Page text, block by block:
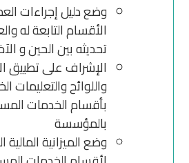
وضع دليل إجراءات
الأقسام التابعة له
تحديثه بين الحين و
الإشراف على تطبيق
واللوائح والتعليمات
بأقسام الخدمات
بالمؤسسة
وضع الميزانية المالية